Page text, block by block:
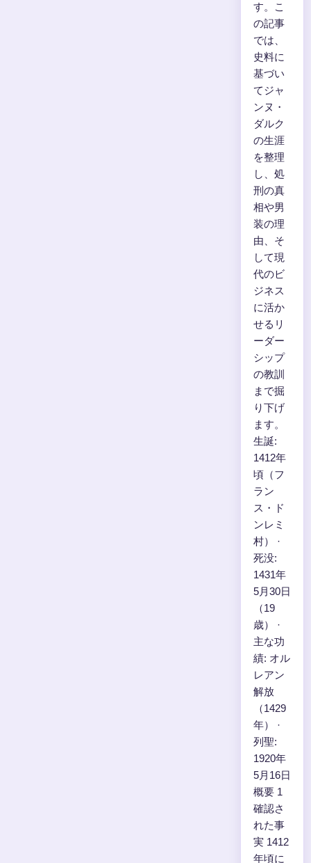
す。こ
の記事
では、
史料に
基づい
てジャ
ンヌ・
ダルク
の生涯
を整理
し、処
刑の真
相や男
装の理
由、そ
して現
代のビ
ジネス
に活か
せるリ
ーダー
シップ
の教訓
まで掘
り下げ
ます。
生誕:
1412年
頃（フ
ラン
ス・ド
ンレミ
村） ·
死没:
1431年
5月30日
（19
歳） ·
主な功
績: オル
レアン
解放
（1429
年） ·
列聖:
1920年
5月16日
概要 1
確認さ
れた事
実 1412
年頃に